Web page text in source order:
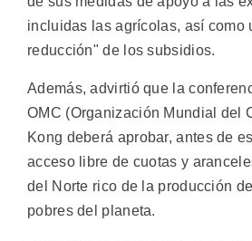
incluidas las agrícolas, así como
reducción" de los subsidios.
Además, advirtió que la
OMC (Organización Mundial del
Kong deberá aprobar, antes de
acceso libre de cuotas y
del Norte rico de la producción
pobres del planeta.